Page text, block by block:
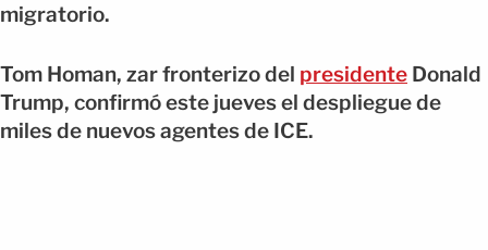
migratorio.
Tom Homan, zar fronterizo del presidente Donald
Trump, confirmó este jueves el despliegue de
miles de nuevos agentes de ICE.